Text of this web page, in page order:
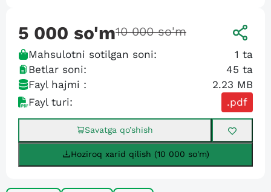
5 000 so'm10 000 so'm
Mahsulotni sotilgan soni: 1 ta
Betlar soni:
45 ta
Fayl hajmi :
2.23 MB
Fayl turi:
.pdf
Savatga qo’shish
Hoziroq xarid qilish (10 000 so'm)